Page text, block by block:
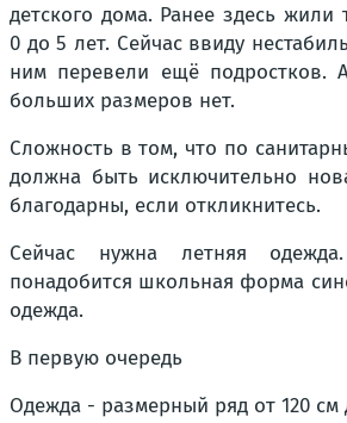
детского дома. Ранее здесь
0 до 5 лет. Сейчас ввиду
ним перевели ещё подростков.
больших размеров нет.
Сложность в том, что по
должна быть исключительно
благодарны, если откликнитесь.
Сейчас нужна летняя
понадобится школьная форма
одежда.
В первую очередь
Одежда - размерный ряд от 120 см